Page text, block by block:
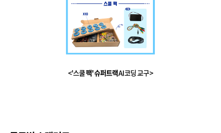
<'스쿨팩' 슈퍼트랙AI 코딩 교구 >